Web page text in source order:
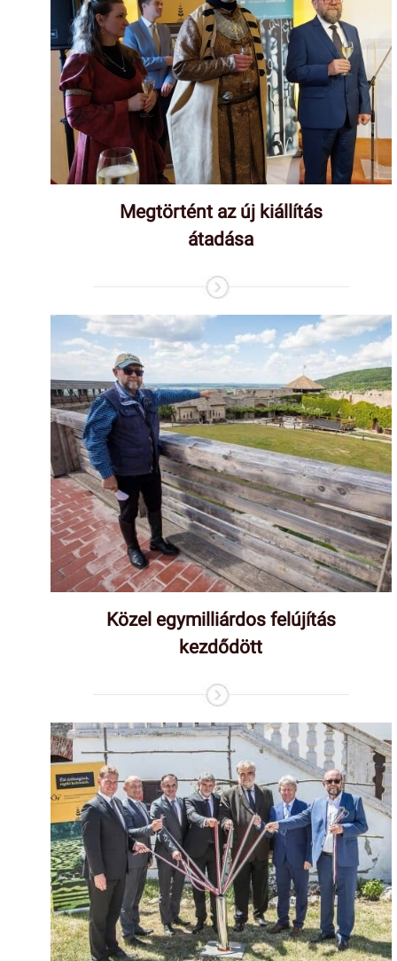
Megtörtént az új kiállítás
átadása
Közel egymilliárdos felújítás
kezdődött